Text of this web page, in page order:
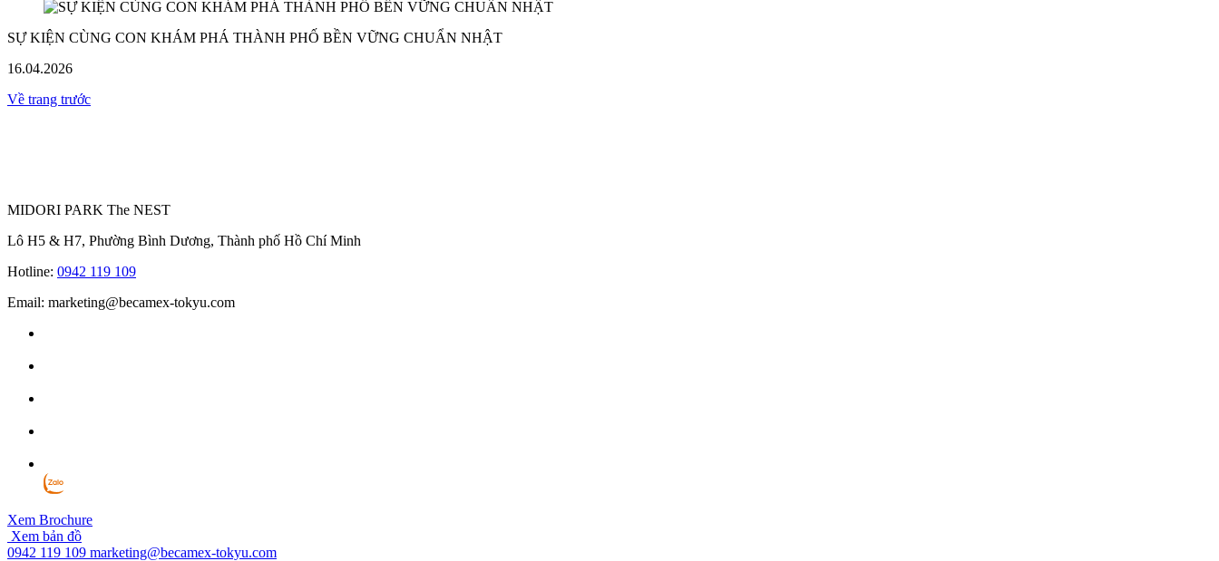
SỰ KIỆN CÙNG CON KHÁM PHÁ THÀNH PHỐ BỀN VỮNG CHUẨN NHẬT
16.04.2026
Về trang trước
MIDORI PARK The NEST
Lô H5 & H7, Phường Bình Dương, Thành phố Hồ Chí Minh
Hotline: 0942 119 109
Email: marketing@becamex-tokyu.com
Xem Brochure
Xem bản đồ
0942 119 109 marketing@becamex-tokyu.com